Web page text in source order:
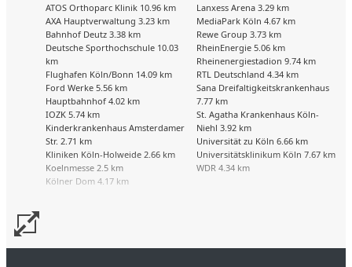
ATOS Orthoparc Klinik 10.96 km
AXA Hauptverwaltung 3.23 km
Bahnhof Deutz 3.38 km
Deutsche Sporthochschule 10.03
km
Flughafen Köln/Bonn 14.09 km
Ford Werke 5.56 km
Hauptbahnhof 4.02 km
IOZK 5.74 km
Kinderkrankenhaus Amsterdamer
Str. 2.71 km
Kliniken Köln-Holweide 2.66 km
Koelnmesse 2.5 km
Kölner Dom 4.17 km
Lanxess Arena 3.29 km
MediaPark Köln 4.67 km
Rewe Group 3.73 km
RheinEnergie 5.06 km
Rheinenergiestadion 9.74 km
RTL Deutschland 4.34 km
Sana Dreifaltigkeitskrankenhaus
7.77 km
St. Agatha Krankenhaus Köln-
Niehl 3.92 km
Universität zu Köln 6.66 km
Universitätsklinikum Köln 7.67 km
WDR 4.34 km